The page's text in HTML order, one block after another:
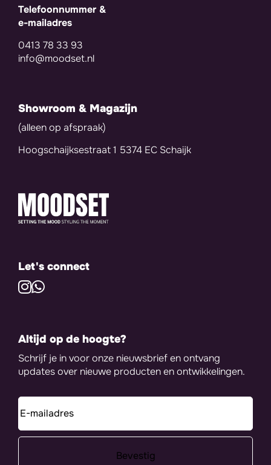
Telefoonnummer &
e-mailadres
0413 78 33 93
info@moodset.nl
Showroom & Magazijn
(alleen op afspraak)
Hoogschaijksestraat 1 5374 EC Schaijk
Let's connect
Altijd op de hoogte?
Schrijf je in voor onze nieuwsbrief en ontvang
updates over nieuwe producten en ontwikkelingen.